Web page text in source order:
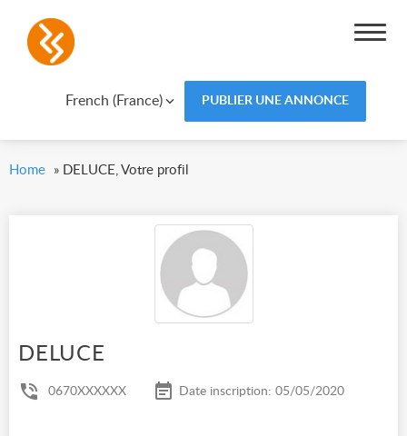
French (France) PUBLIER UNE ANNONCE
Home » DELUCE, Votre profil
DELUCE
0670XXXXXX Date inscription: 05/05/2020